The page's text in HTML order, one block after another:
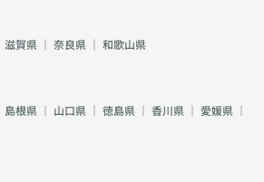
滋賀県 ｜ 奈良県 ｜ 和歌山県
島根県 ｜ 山口県 ｜ 徳島県 ｜ 香川県 ｜ 愛媛県 ｜